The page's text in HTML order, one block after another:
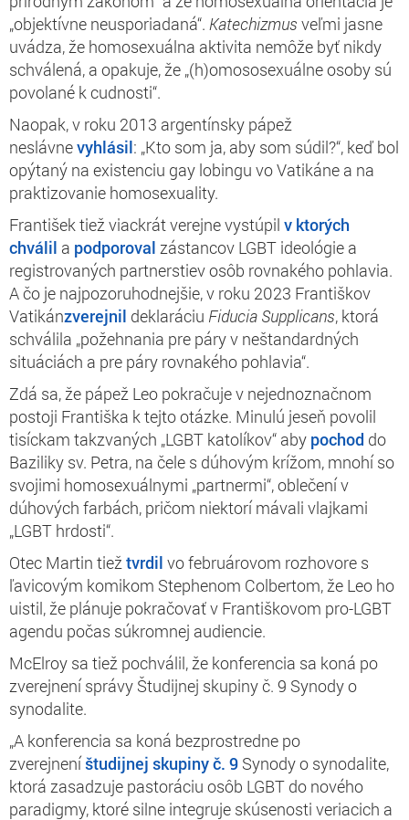
„objektívne neusporiadaná“. Katechizmus veľmi jasne
uvádza, že homosexuálna aktivita nemôže byť nikdy
schválená, a opakuje, že „(h)omososexuálne osoby sú
povolané k cudnosti“.
Naopak, v roku 2013 argentínsky pápež
neslávnevyhlásil: „Kto som ja, aby som súdil?“, keď bol
opýtaný na existenciu gay lobingu vo Vatikáne a na
praktizovanie homosexuality.
František tiež viackrát verejne vystúpil v ktorých
chválil a podporoval zástancov LGBT ideológie a
registrovaných partnerstiev osôb rovnakého pohlavia.
A čo je najpozoruhodnejšie, v roku 2023 Františkov
Vatikánzverejnil deklaráciu Fiducia Supplicans, ktorá
schválila „požehnania pre páry v neštandardných
situáciách a pre páry rovnakého pohlavia“.
Zdá sa, že pápež Leo pokračuje v nejednoznačnom
postoji Františka k tejto otázke. Minulú jeseň povolil
tisíckam takzvaných „LGBT katolíkov“ aby pochod do
Baziliky sv. Petra, na čele s dúhovým krížom, mnohí so
svojimi homosexuálnymi „partnermi“, oblečení v
dúhových farbách, pričom niektorí mávali vlajkami
„LGBT hrdosti“.
Otec Martin tiežtvrdil vo februárovom rozhovore s
ľavicovým komikom Stephenom Colbertom, že Leo ho
uistil, že plánuje pokračovať v Františkovom pro-LGBT
agendu počas súkromnej audiencie.
McElroy sa tiež pochválil, že konferencia sa koná po
zverejnení správy Študijnej skupiny č. 9 Synody o
synodalite.
„A konferencia sa koná bezprostredne po
zverejneníštudijnej skupiny č. 9 Synody o synodalite,
ktorá zasadzuje pastoráciu osôb LGBT do nového
paradigmy, ktoré silne integruje skúsenosti veriacich a